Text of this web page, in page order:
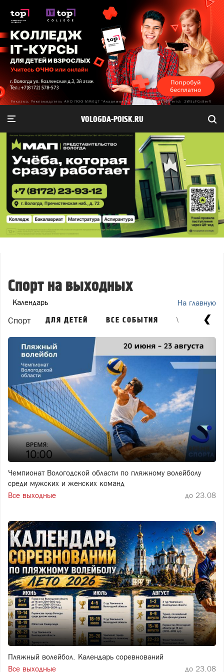
VOLOGDA-POISK.RU
Спорт на выходных
Календарь На главную
Спорт ДЛЯ ДЕТЕЙ ВСЕ СОБЫТИЯ \
Чемпионат Вологодской области по пляжному волейболу
среди мужских и женских команд
Все выходные
до 23.08
Пляжный волейбол. Календарь соревнований
Все выходные
до 23.08